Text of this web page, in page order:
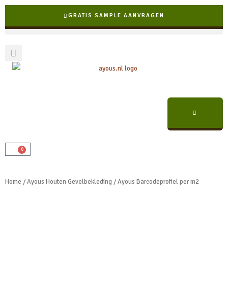
Ga
de
GRATIS SAMPLE AANVRAGEN
0
Winkelwagen
✓ Snelle levering binnen NL & BE
Home /Ayous Houten Gevelbekleding / Ayous Barcodeprofiel per m2